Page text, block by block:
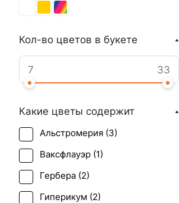
Кол-во цветов в букете
Какие цветы содержит
Альстромерия (3)
Ваксфлауэр (1)
Гербера (2)
Гиперикум (2)